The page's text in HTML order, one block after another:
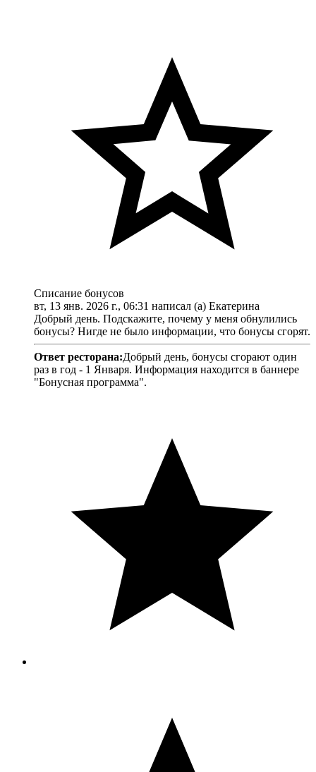
Списание бонусов
вт, 13 янв. 2026 г., 06:31 написал (а) Екатерина
Добрый день. Подскажите, почему у меня обнулились
бонусы? Нигде не было информации, что бонусы сгорят.
Ответ ресторана:Добрый день, бонусы сгорают один
раз в год - 1 Января. Информация находится в баннере
"Бонусная программа".